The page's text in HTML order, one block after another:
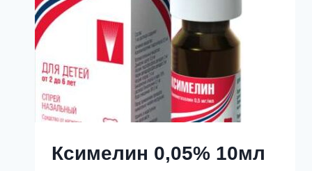
Ксимелин 0,05% 10мл